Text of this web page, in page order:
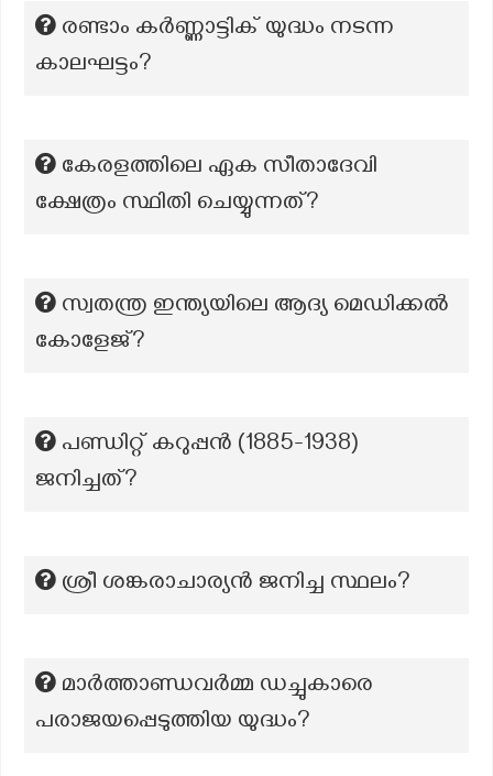
രണ്ടാം കർണ്ണാട്ടിക് യുദ്ധം നടന്ന
കാലഘട്ടം?
കേരളത്തിലെ ഏക സീതാദേവി
ക്ഷേത്രം സ്ഥിതി ചെയ്യുന്നത്?
സ്വതന്ത്ര ഇന്ത്യയിലെ ആദ്യ മെഡിക്കൽ
കോളേജ്?
പണ്ഡിറ്റ് കറുപ്പൻ (1885-1938)
ജനിച്ചത്?
ശ്രീ ശങ്കരാചാര്യന്‍ ജനിച്ച സ്ഥലം?
മാർത്താണ്ഡവർമ്മ ഡച്ചുകാരെ
പരാജയപ്പെടുത്തിയ യുദ്ധം?